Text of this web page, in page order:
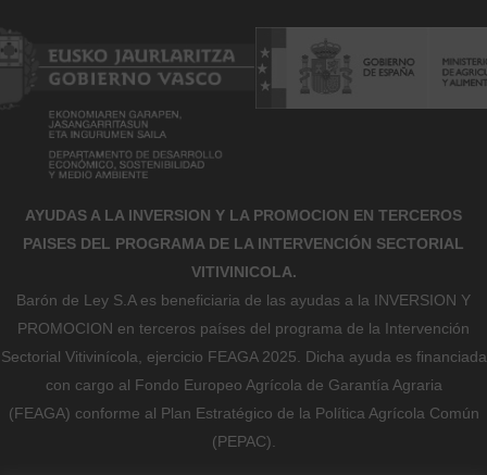
AYUDAS A LA INVERSION Y LA PROMOCION EN TERCEROS
PAISES DEL PROGRAMA DE LA INTERVENCIÓN SECTORIAL
VITIVINICOLA.
Barón de Ley S.A es beneficiaria de las ayudas a la INVERSION Y
PROMOCION en terceros países del programa de la Intervención
Sectorial Vitivinícola, ejercicio FEAGA 2025. Dicha ayuda es financiada
con cargo al Fondo Europeo Agrícola de Garantía Agraria
(FEAGA) conforme al Plan Estratégico de la Política Agrícola Común
(PEPAC).